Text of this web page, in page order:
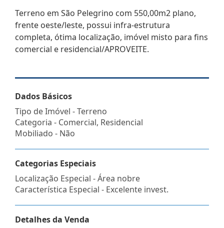
Terreno em São Pelegrino com 550,00m2 plano,
frente oeste/leste, possui infra-estrutura
completa, ótima localização, imóvel misto para fins
comercial e residencial/APROVEITE.
Dados Básicos
Tipo de Imóvel - Terreno
Categoria - Comercial, Residencial
Mobiliado - Não
Categorias Especiais
Localização Especial - Área nobre
Característica Especial - Excelente invest.
Detalhes da Venda